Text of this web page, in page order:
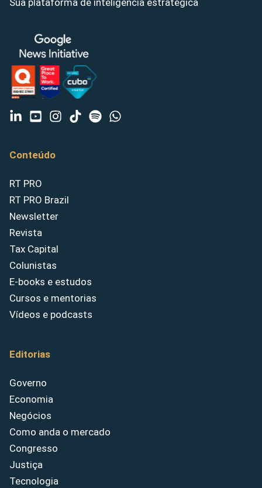
Sua plataforma de inteligência estratégica
Conteúdo
RT PRO
RT PRO Brazil
Newsletter
Revista
Tax Capital
Colunistas
E-books e estudos
Cursos e mentorias
Vídeos e podcasts
Editorias
Governo
Economia
Negócios
Como anda o mercado
Congresso
Justiça
Tecnologia